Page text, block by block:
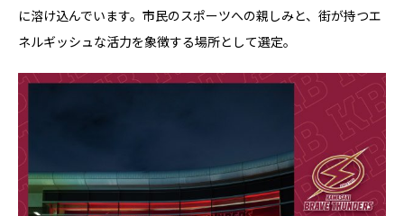
に溶け込んでいます。市民のスポーツへの親しみと、街が持つエ
ネルギッシュな活力を象徴する場所として選定。